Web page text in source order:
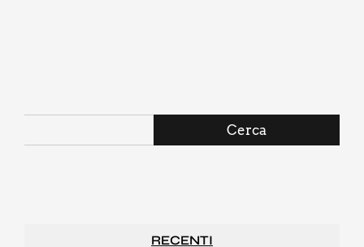
Cerca
RECENTI